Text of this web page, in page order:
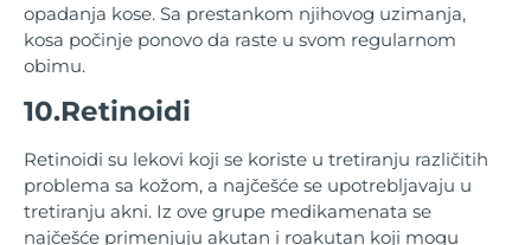
opadanja kose. Sa prestankom njihovog uzimanja,
kosa počinje ponovo da raste u svom regularnom
obimu.
10.Retinoidi
Retinoidi su lekovi koji se koriste u tretiranju različitih
problema sa kožom, a najčešće se upotrebljavaju u
tretiranju akni. Iz ove grupe medikamenata se
najčešće primenjuju akutan i roakutan koji mogu